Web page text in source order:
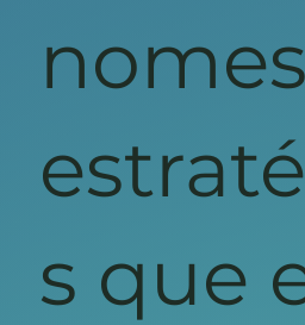
nomes
s que